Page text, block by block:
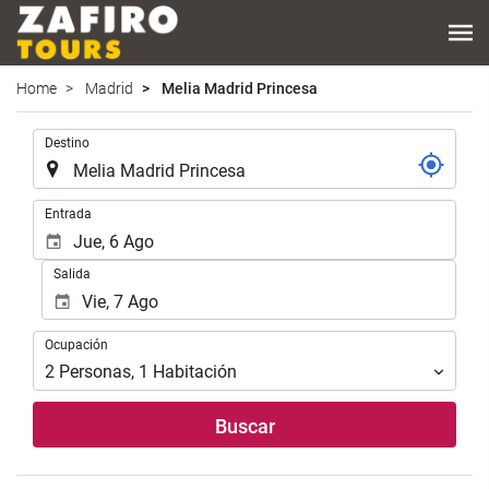
Home Madrid Melia Madrid Princesa
Destino
Entrada
Salida
Ocupación
Ocupación
2 Personas, 1 Habitación
Buscar